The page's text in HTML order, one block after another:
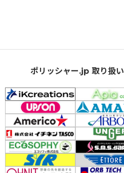
ポリッシャー.jp 取り扱